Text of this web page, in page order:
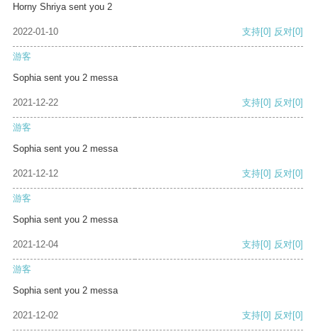
Horny Shriya sent you 2
2022-01-10 支持[0] 反对[0]
游客
Sophia sent you 2 messa
2021-12-22 支持[0] 反对[0]
游客
Sophia sent you 2 messa
2021-12-12 支持[0] 反对[0]
游客
Sophia sent you 2 messa
2021-12-04 支持[0] 反对[0]
游客
Sophia sent you 2 messa
2021-12-02 支持[0] 反对[0]